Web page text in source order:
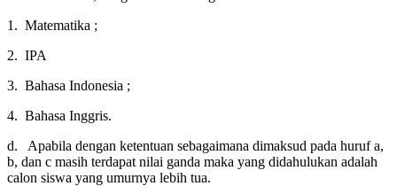
1. Matematika ;
2. IPA
3. Bahasa Indonesia ;
4. Bahasa Inggris.
d. Apabila dengan ketentuan sebagaimana dimaksud pada huruf a,
b, dan c masih terdapat nilai ganda maka yang didahulukan adalah
calon siswa yang umurnya lebih tua.